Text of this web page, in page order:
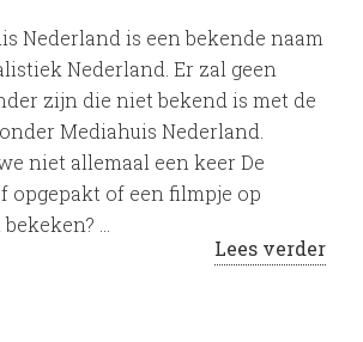
Nederland is een bekende naam
Nederland. Er zal geen
zijn die niet bekend is met de
Mediahuis Nederland.
niet allemaal een keer De
opgepakt of een filmpje op
…
Lees verder